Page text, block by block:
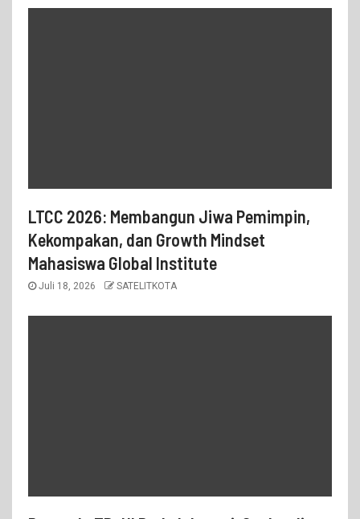
LTCC 2026: Membangun Jiwa Pemimpin,
Kekompakan, dan Growth Mindset
Mahasiswa Global Institute
Juli 18, 2026 SATELITKOTA